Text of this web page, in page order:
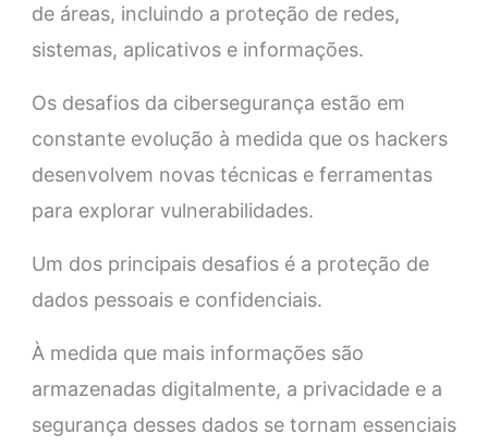
de áreas, incluindo a proteção de redes,
sistemas, aplicativos e informações.
Os desafios da cibersegurança estão em
constante evolução à medida que os hackers
desenvolvem novas técnicas e ferramentas
para explorar vulnerabilidades.
Um dos principais desafios é a proteção de
dados pessoais e confidenciais.
À medida que mais informações são
armazenadas digitalmente, a privacidade e a
segurança desses dados se tornam essenciais